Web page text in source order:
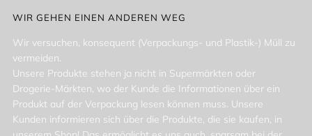
WIR GEHEN EINEN ANDEREN WEG
Wir versuchen, konsequent (Verpackungs- und Plastik-) Müll zu
vermeiden.
Unsere Produkte stehen ja nicht in Supermärkten oder
Drogerie-Märkten, wo der Kunde die Informationen über ein
Produkt auf der Verpackung lesen können muss. Unsere
Kunden informieren sich über die Produkte, die sie kaufen, in